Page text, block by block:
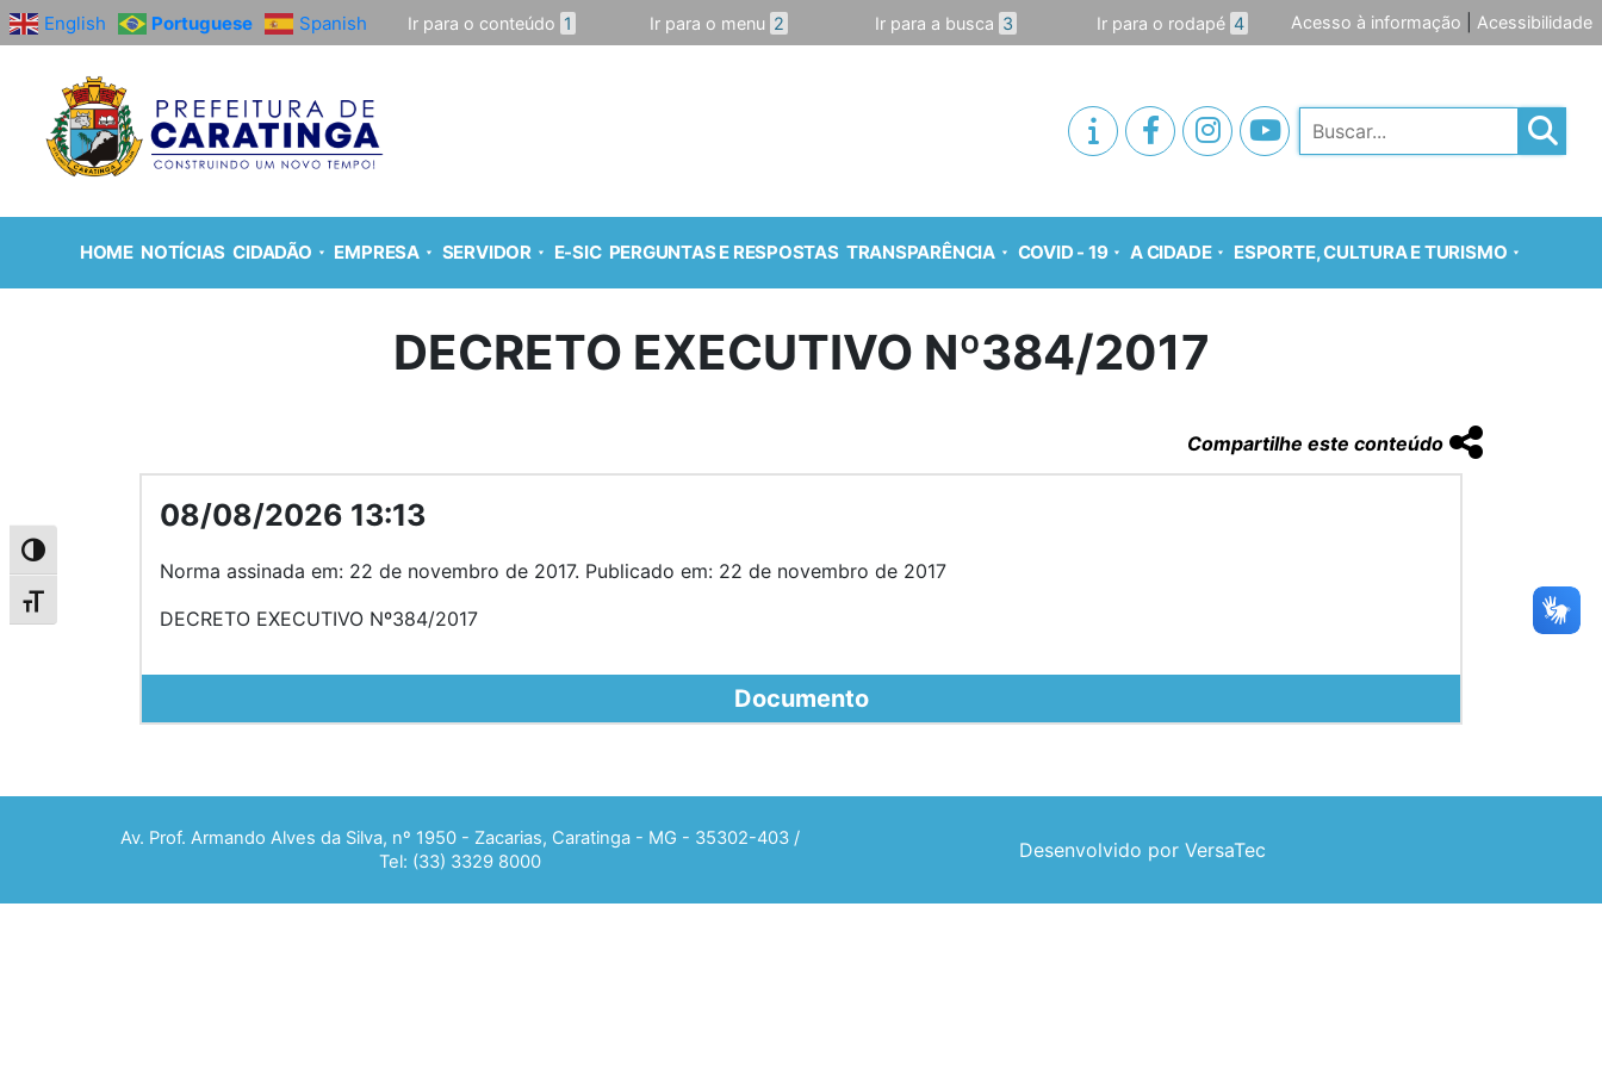
Alternar alto contraste
Alternar tamanho da fonte
English Portuguese Spanish Ir para o conteúdo 1 Ir para o menu 2 Ir para a busca 3 Ir para o rodapé 4 Acesso à informação Acessibilidade
Pesquisar
HOME NOTÍCIAS CIDADÃO EMPRESA SERVIDOR E-SIC PERGUNTAS E RESPOSTAS TRANSPARÊNCIA COVID - 19 A CIDADE ESPORTE, CULTURA E TURISMO
DECRETO EXECUTIVO Nº384/2017
Compartilhe este conteúdo
08/08/2026 13:13
Norma assinada em: 22 de novembro de 2017. Publicado em: 22 de novembro de 2017
DECRETO EXECUTIVO Nº384/2017
Documento
Av. Prof. Armando Alves da Silva, nº 1950 - Zacarias, Caratinga - MG - 35302-403 /
Tel: (33) 3329 8000
Desenvolvido por VersaTec